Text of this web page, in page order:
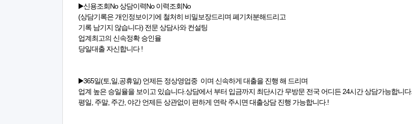
▶️신용조회No 상담이력No 이력조회No
(상담기록은 개인정보이기에 철처히 비밀보장드리며 폐기처분해드리고
기록 남기지 않습니다) 전문 상담사와 컨설팅
업계최고의 신속정확 승인율
당일대출 자신합니다 !
▶️365일(토,일,공휴일) 언제든 정상영업중 이며 신속하게 대출을 진행 해 드리며
업계 높은 승일율을 보이고 있습니다.상담에서 부터 입금까지 최단시간 무방문 전국 어디든 24시간 상담가능합니다.
평일, 주말, 주간, 야간 언제든 상관없이 편하게 연락 주시면 대출상담 진행 가능합니다.!